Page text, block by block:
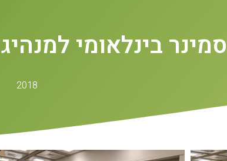
סמינר בינלאומי
2018